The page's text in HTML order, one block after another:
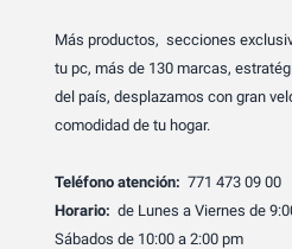
Más productos, secciones
tu pc, más de 130 marcas,
del país, desplazamos con gran
comodidad de tu hogar.
Teléfono atención: 771 473 09 00
Horario: de Lunes a Viernes de
Sábados de 10:00 a 2:00 pm